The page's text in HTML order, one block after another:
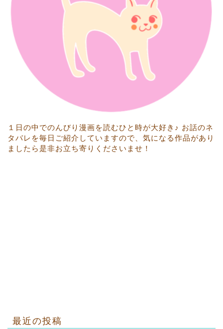
１日の中でのんびり漫画を読むひと時が大好き♪ お話のネ
タバレを毎日ご紹介していますので、気になる作品があり
ましたら是非お立ち寄りくださいませ！
最近の投稿